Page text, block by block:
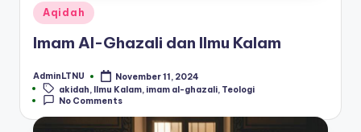
Posted
in
Aqidah
Imam Al-Ghazali dan Ilmu Kalam
Posted
by
AdminLTNU
November 11, 2024
Tags:akidah Ilmu Kalam imam al-ghazali Teologi
No Comments